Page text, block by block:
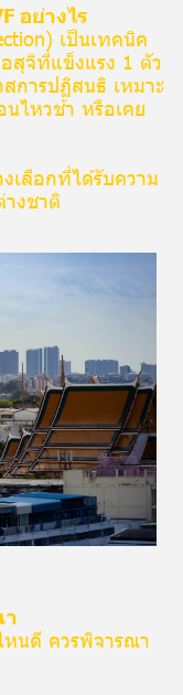
อย่างไร
เป็นเทคนิค
สุจิที่แข็งแรง 1 ตัว
การปฏิสนธิ เหมาะ
ไหวช้า หรือเคย
เลือกที่ได้รับความ
งชาติ
นดี ควรพิจารณา